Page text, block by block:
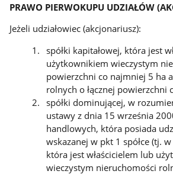
PRAWO PIERWOKUPU UDZIAŁÓW
Jeżeli udziałowiec (akcjonariusz):
spółki kapitałowej, która jest
użytkownikiem wieczystym
powierzchni co najmniej 5 ha
rolnych o łącznej powierzchni
spółki dominującej, w
ustawy z dnia 15 września
handlowych, która posiada
wskazanej w pkt 1 spółce (tj. w
która jest właścicielem lub
wieczystym nieruchomości